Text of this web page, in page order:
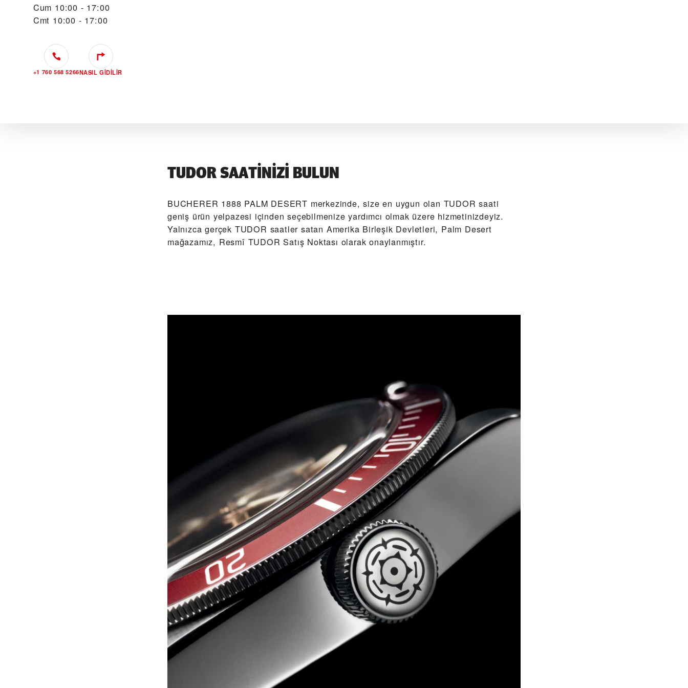
Cum 10:00 - 17:00
Cmt 10:00 - 17:00
+1 760 568 5266NASIL GIDILIR
TUDOR SAATINIZI BULUN
‭BUCHERER 1888 PALM DESERT‬ merkezinde, size en uygun olan TUDOR saati
geniş ürün yelpazesi içinden seçebilmenize yardımcı olmak üzere hizmetinizdeyiz.
Yalnızca gerçek TUDOR saatler satan Amerika Birleşik Devletleri, Palm Desert
mağazamız, Resmî TUDOR Satış Noktası olarak onaylanmıştır.